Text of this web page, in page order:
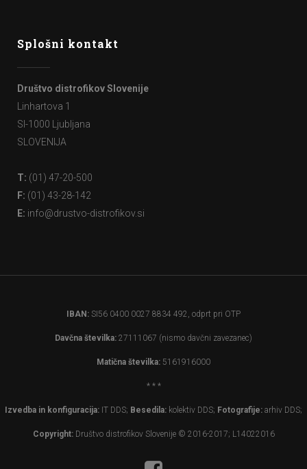
Splošni kontakt
Društvo distrofikov Slovenije
Linhartova 1
SI-1000 Ljubljana
SLOVENIJA
T: (01) 47-20-500
F: (01) 43-28-142
E: info@drustvo-distrofikov.si
IBAN: SI56 0400 0027 8834 492, odprt pri OTP
Davčna številka: 27111067 (nismo davčni zavezanec)
Matična številka: 5161916000
* * *
Izvedba in konfiguracija: IT DDS; Besedila: kolektiv DDS; Fotografije: arhiv DDS;
Copyright:Društvo distrofikov Slovenije © 2016-2017; L14022016